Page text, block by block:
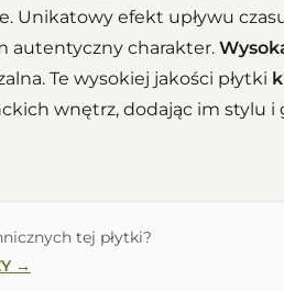
Unikatowy efekt upływu
autentyczny charakter.
Te wysokiej jakości płytki
wnętrz, dodając im stylu i
tej płytki?
→